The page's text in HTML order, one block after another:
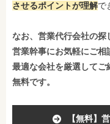
させるポイントが理解で
なお、営業代行会社の
営業幹事にお気軽にご相
最適な会社を厳選して
無料です。
【無料】